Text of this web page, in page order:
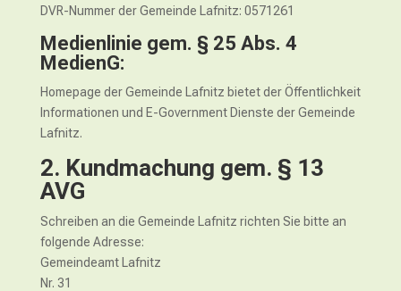
DVR-Nummer der Gemeinde Lafnitz: 0571261
Medienlinie gem. § 25 Abs. 4
MedienG:
Homepage der Gemeinde Lafnitz bietet der Öffentlichkeit
Informationen und E-Government Dienste der Gemeinde
Lafnitz.
2. Kundmachung gem. § 13
AVG
Schreiben an die Gemeinde Lafnitz richten Sie bitte an
folgende Adresse:
Gemeindeamt Lafnitz
Nr. 31